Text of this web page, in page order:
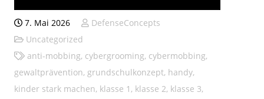
7. Mai 2026
DefenseConcepts
Uncategorized
anti-mobbing, cybergrooming, cybermobbing,
gewaltprävention, grundschulkonzept, handy,
kinder stark machen, klasse 1 , klasse 2, klasse 3,